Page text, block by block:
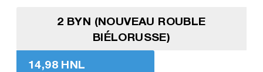
2 BYN (NOUVEAU ROUBLE
BIÉLORUSSE)
14,98 HNL